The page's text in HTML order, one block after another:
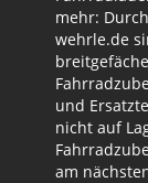
mehr:
wehrle.de
und
nicht auf
am